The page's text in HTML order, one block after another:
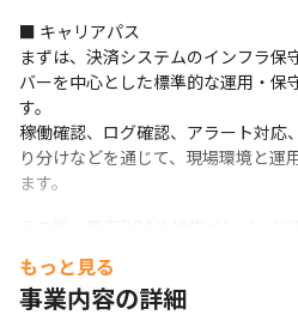
■ キャリアパス
まずは、決済システムのインフラ
バーを中心とした標準的な運用・保
す。
稼働確認、ログ確認、アラート対応
り分けなどを通じて、現場環境と運
ます。
カー・ベンダー連携など、DBA補佐
ただきます。
もっと見る
事業内容の詳細